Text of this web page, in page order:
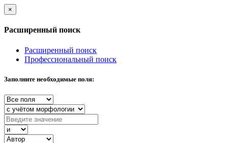
×
Расширенный поиск
Расширенный поиск
Профессиональный поиск
Заполните необходимые поля: